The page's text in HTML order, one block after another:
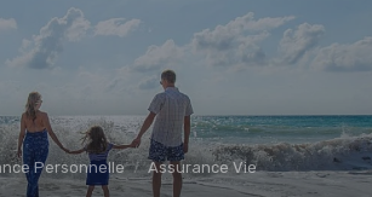
Personnelle Assurance Vie